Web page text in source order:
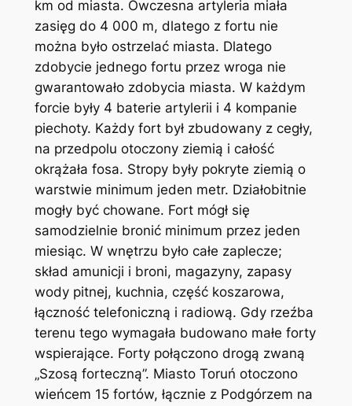
km od miasta. Ówczesna artyleria miała
zasięg do 4 000 m, dlatego z fortu nie
można było ostrzelać miasta. Dlatego
zdobycie jednego fortu przez wroga nie
gwarantowało zdobycia miasta. W każdym
forcie były 4 baterie artylerii i 4 kompanie
piechoty. Każdy fort był zbudowany z cegły,
na przedpolu otoczony ziemią i całość
okrążała fosa. Stropy były pokryte ziemią o
warstwie minimum jeden metr. Działobitnie
mogły być chowane. Fort mógł się
samodzielnie bronić minimum przez jeden
miesiąc. W wnętrzu było całe zaplecze;
skład amunicji i broni, magazyny, zapasy
wody pitnej, kuchnia, część koszarowa,
łączność telefoniczną i radiową. Gdy rzeźba
terenu tego wymagała budowano małe forty
wspierające. Forty połączono drogą zwaną
„Szosą forteczną”. Miasto Toruń otoczono
wieńcem 15 fortów, łącznie z Podgórzem na